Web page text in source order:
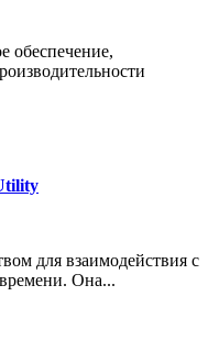
обеспечение,
для взаимодействия с
Она...